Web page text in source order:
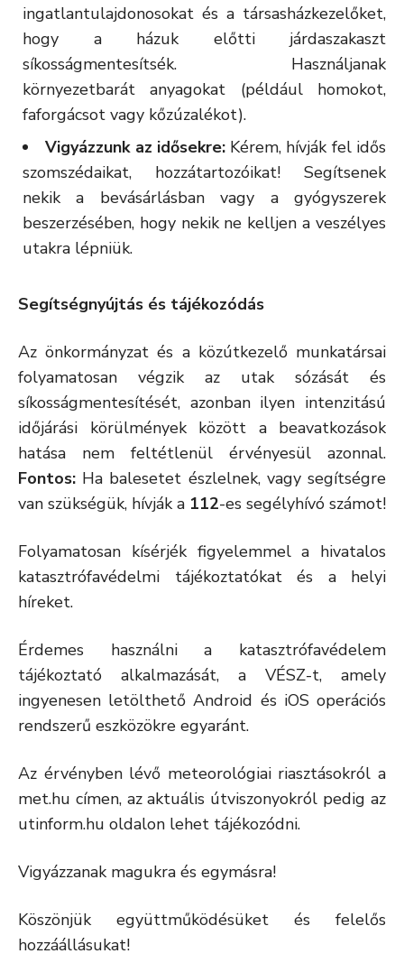
ingatlantulajdonosokat és a társasházkezelőket,
hogy a házuk előtti járdaszakaszt
síkosságmentesítsék. Használjanak
környezetbarát anyagokat (például homokot,
faforgácsot vagy kőzúzalékot).
Vigyázzunk az idősekre:Kérem, hívják fel idős
szomszédaikat, hozzátartozóikat! Segítsenek
nekik a bevásárlásban vagy a gyógyszerek
beszerzésében, hogy nekik ne kelljen a veszélyes
utakra lépniük.
Segítségnyújtás és tájékozódás
Az önkormányzat és a közútkezelő munkatársai
folyamatosan végzik az utak sózását és
síkosságmentesítését, azonban ilyen intenzitású
időjárási körülmények között a beavatkozások
hatása nem feltétlenül érvényesül azonnal.
Fontos: Ha balesetet észlelnek, vagy segítségre
van szükségük, hívják a 112-es segélyhívó számot!
Folyamatosan kísérjék figyelemmel a hivatalos
katasztrófavédelmi tájékoztatókat és a helyi
híreket.
Érdemes használni a katasztrófavédelem
tájékoztató alkalmazását, a VÉSZ-t, amely
ingyenesen letölthető Android és iOS operációs
rendszerű eszközökre egyaránt.
Az érvényben lévő meteorológiai riasztásokról a
met.hu címen, az aktuális útviszonyokról pedig az
utinform.hu oldalon lehet tájékozódni.
Vigyázzanak magukra és egymásra!
Köszönjük együttműködésüket és felelős
hozzáállásukat!